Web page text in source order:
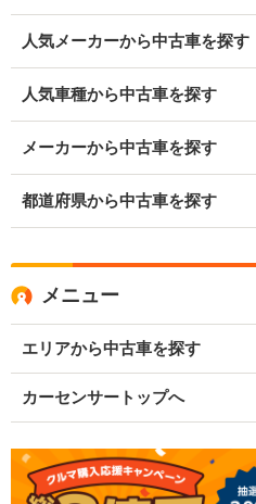
人気メーカーから中古車を探す
人気車種から中古車を探す
メーカーから中古車を探す
都道府県から中古車を探す
メニュー
エリアから中古車を探す
カーセンサートップへ